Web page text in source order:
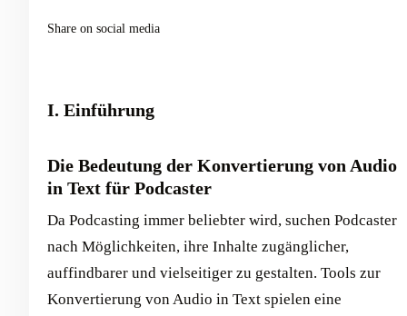
Share on social media
I. Einführung
Die Bedeutung der Konvertierung von Audio
in Text für Podcaster
Da Podcasting immer beliebter wird, suchen Podcaster
nach Möglichkeiten, ihre Inhalte zugänglicher,
auffindbarer und vielseitiger zu gestalten. Tools zur
Konvertierung von Audio in Text spielen eine